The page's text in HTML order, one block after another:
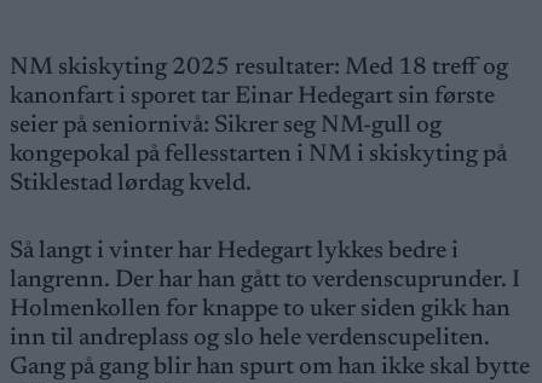
NM skiskyting 2025 resultater: Med 18 treff og
kanonfart i sporet tar Einar Hedegart sin første
seier på seniornivå: Sikrer seg NM-gull og
kongepokal på fellesstarten i NM i skiskyting på
Stiklestad lørdag kveld.
Så langt i vinter har Hedegart lykkes bedre i
langrenn. Der har han gått to verdenscuprunder. I
Holmenkollen for knappe to uker siden gikk han
inn til andreplass og slo hele verdenscupeliten.
Gang på gang blir han spurt om han ikke skal bytte